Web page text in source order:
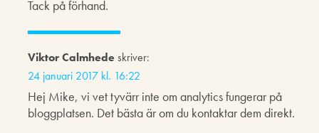
Tack på förhand.
Viktor Calmhedeskriver:
24 januari 2017 kl. 16:22
Hej Mike, vi vet tyvärr inte om analytics fungerar på
bloggplatsen. Det bästa är om du kontaktar dem direkt.